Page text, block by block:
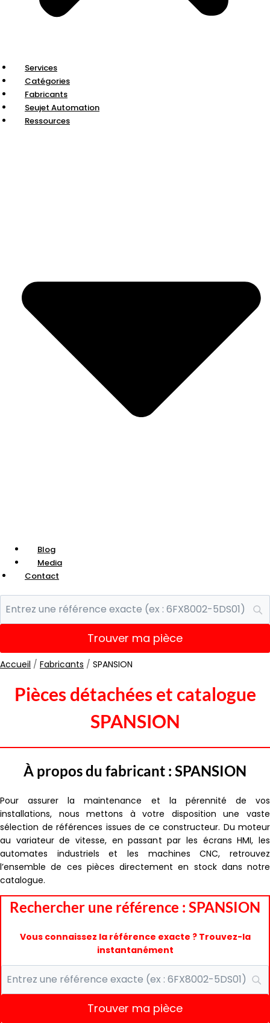
Services
Catégories
Fabricants
Seujet Automation
Ressources
Blog
Media
Contact
Trouver ma pièce
Accueil / Fabricants / SPANSION
Pièces détachées et catalogue
SPANSION
À propos du fabricant : SPANSION
Pour assurer la maintenance et la pérennité de vos
installations, nous mettons à votre disposition une vaste
sélection de références issues de ce constructeur. Du moteur
au variateur de vitesse, en passant par les écrans HMI, les
automates industriels et les machines CNC, retrouvez
l’ensemble de ces pièces directement en stock dans notre
catalogue.
Rechercher une référence : SPANSION
Vous connaissez la référence exacte ? Trouvez-la
instantanément
Trouver ma pièce